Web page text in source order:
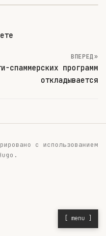
ВПЕРЕД »
спаммерских программ
откладывается
[ menu ]
с использованием
.